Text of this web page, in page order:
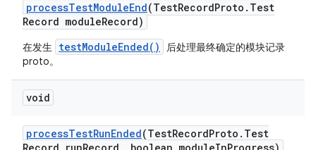
processTestModuleEnd(TestRecordProto . Test
Record moduleRecord)
在发生 testModuleEnded()
后处理最终确定的模块记录
proto。
void
processTestRunEnded(TestRecordProto . Test